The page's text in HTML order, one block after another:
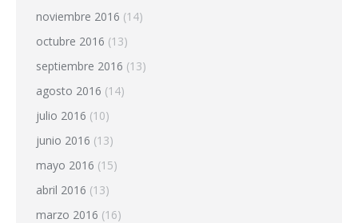
noviembre 2016 (14)
octubre 2016 (13)
septiembre 2016 (13)
agosto 2016 (14)
julio 2016 (10)
junio 2016 (13)
mayo 2016 (15)
abril 2016 (13)
marzo 2016 (16)